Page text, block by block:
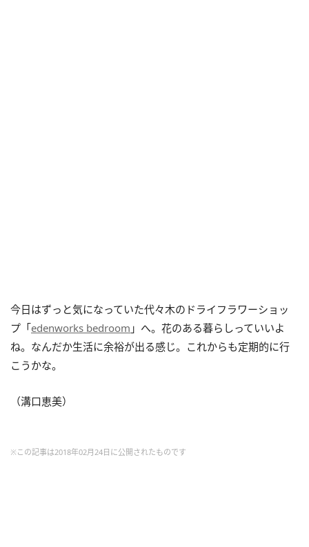
今日はずっと気になっていた代々木のドライフラワーショッ
プ「edenworks bedroom 」へ。花のある暮らしっていいよ
ね。なんだか生活に余裕が出る感じ。これからも定期的に行
こうかな。
（溝口恵美）
※この記事は2018年02月24日に公開されたものです